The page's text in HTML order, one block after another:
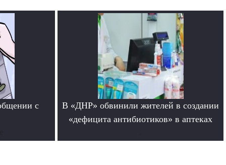
с
В «ДНР» обвинили жителей в создании
«дефицита антибиотиков» в аптеках